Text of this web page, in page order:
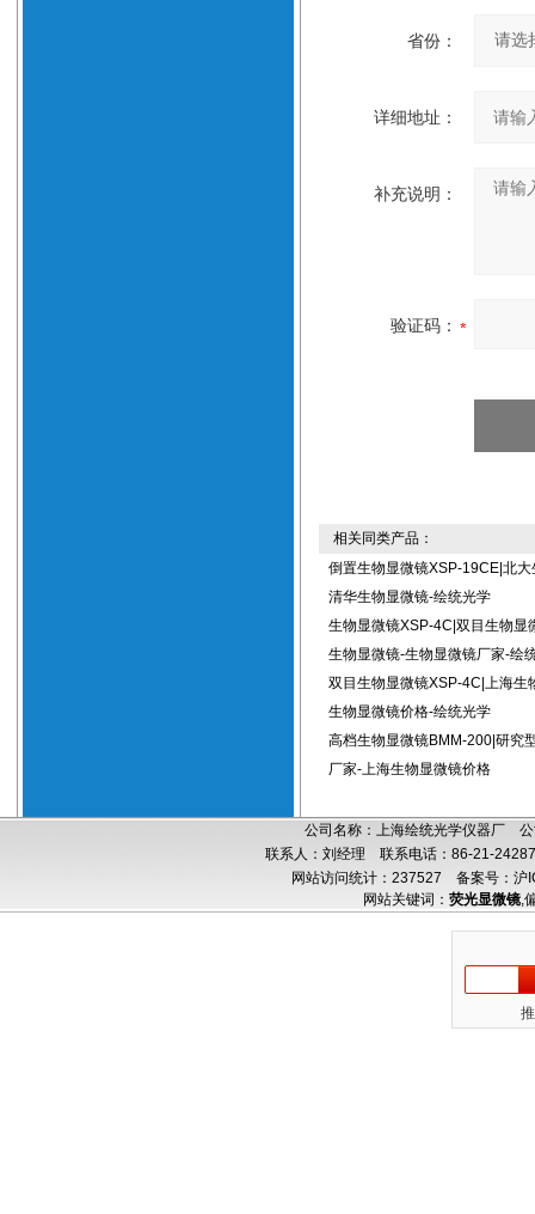
省份：
详细地址：
补充说明：
验证码：
相关同类产品：
倒置生物显微镜XSP-19CE|北大
清华生物显微镜-绘统光学
生物显微镜XSP-4C|双目生物显
生物显微镜-生物显微镜厂家-绘
双目生物显微镜XSP-4C|上海生
生物显微镜价格-绘统光学
高档生物显微镜BMM-200|研究
厂家-上海生物显微镜价格
公司名称：上海绘统光学仪器厂
联系人：刘经理 联系电话：86-21-
网站访问统计：237527 备案号：沪
网站关键词： 荧光显微镜,